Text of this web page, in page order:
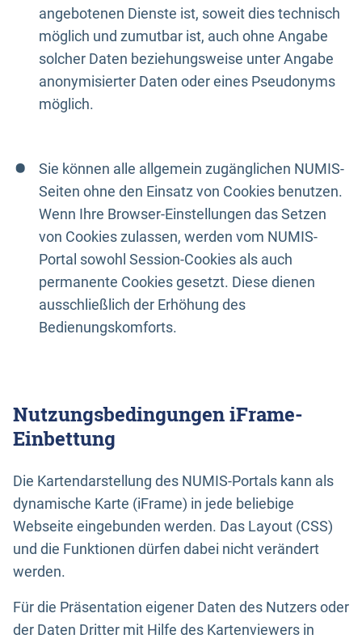
angebotenen Dienste ist, soweit dies technisch
möglich und zumutbar ist, auch ohne Angabe
solcher Daten beziehungsweise unter Angabe
anonymisierter Daten oder eines Pseudonyms
möglich.
Sie können alle allgemein zugänglichen NUMIS-
Seiten ohne den Einsatz von Cookies benutzen.
Wenn Ihre Browser-Einstellungen das Setzen
von Cookies zulassen, werden vom NUMIS-
Portal sowohl Session-Cookies als auch
permanente Cookies gesetzt. Diese dienen
ausschließlich der Erhöhung des
Bedienungskomforts.
Nutzungsbedingungen iFrame-
Einbettung
Die Kartendarstellung des NUMIS-Portals kann als
dynamische Karte (iFrame) in jede beliebige
Webseite eingebunden werden. Das Layout (CSS)
und die Funktionen dürfen dabei nicht verändert
werden.
Für die Präsentation eigener Daten des Nutzers oder
der Daten Dritter mit Hilfe des Kartenviewers in